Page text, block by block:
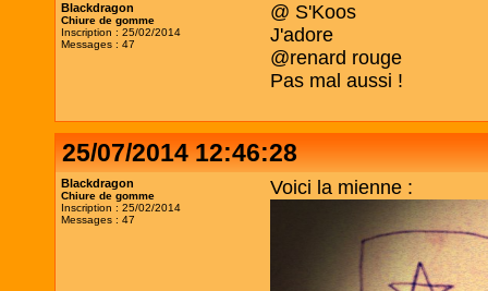
Blackdragon
Chiure de gomme
Inscription : 25/02/2014
Messages : 47
@ S'Koos
J'adore
@renard rouge
Pas mal aussi !
25/07/2014 12:46:28
Blackdragon
Chiure de gomme
Inscription : 25/02/2014
Messages : 47
Voici la mienne :